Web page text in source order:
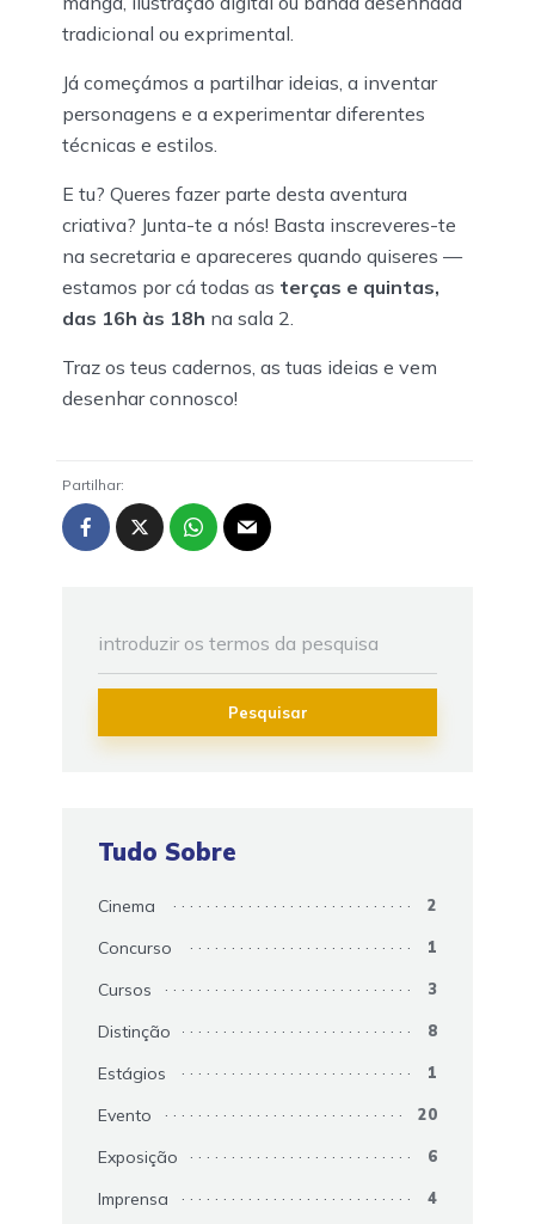
tradicional ou exprimental.
Já começámos a partilhar ideias, a inventar
personagens e a experimentar diferentes
técnicas e estilos.
E tu? Queres fazer parte desta aventura
criativa? Junta-te a nós! Basta inscreveres-te
na secretaria e apareceres quando quiseres —
estamos por cá todas as terças e quintas,
das 16h às 18h na sala 2.
Traz os teus cadernos, as tuas ideias e vem
desenhar connosco!
Partilhar:
Pesquisar
Tudo Sobre
Cinema 2
Concurso 1
Cursos 3
Distinção 8
Estágios 1
Evento 20
Exposição 6
Imprensa 4